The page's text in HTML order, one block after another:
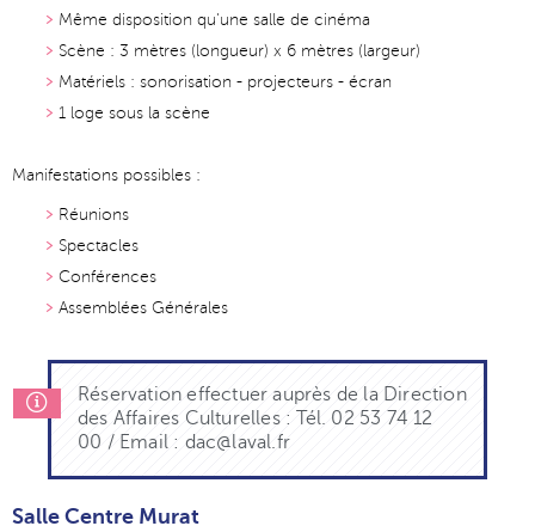
Même disposition qu'une salle de cinéma
Scène : 3 mètres (longueur) x 6 mètres (largeur)
Matériels : sonorisation - projecteurs - écran
1 loge sous la scène
Manifestations possibles :
Réunions
Spectacles
Conférences
Assemblées Générales
Réservation effectuer auprès de la Direction
des Affaires Culturelles : Tél. 02 53 74 12
00 / Email : dac@laval.fr
Salle Centre Murat